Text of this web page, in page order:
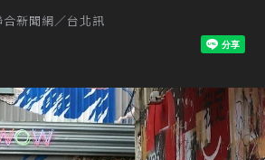
合新聞網／台北訊